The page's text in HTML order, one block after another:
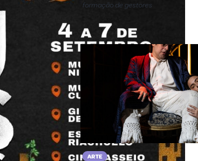
formação de gestores
ARTE